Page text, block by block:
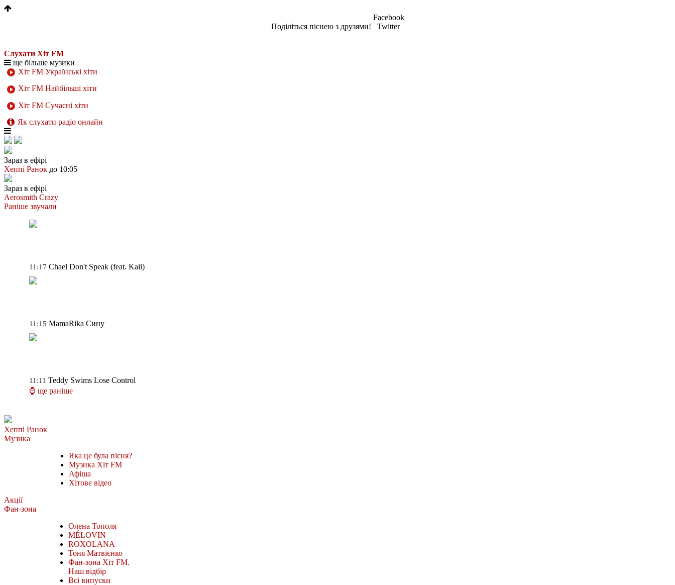
Поділіться піснею з друзями!
Facebook
Twitter
Слухати Хіт FM
ще більше музики
Хіт FM Українські хіти
Хіт FM Найбільші хіти
Хіт FM Сучасні хіти
Як слухати радіо онлайн
Зараз в ефірі
Хеппі Ранок до 10:05
Зараз в ефірі
Aerosmith Crazy
Раніше звучали
11:17 Chael Don't Speak (feat. Kaii)
11:15 MamaRika Сину
11:11 Teddy Swims Lose Control
⌚ ще раніше
Хеппі Ранок
Музика
Яка це була пісня?
Музика Хіт FM
Афіша
Хітове відео
Акції
Фан-зона
Олена Тополя
MÉLOVIN
ROXOLANA
Тоня Матвієнко
Фан-зона Хіт FM.
Наш відбір
Всі випуски